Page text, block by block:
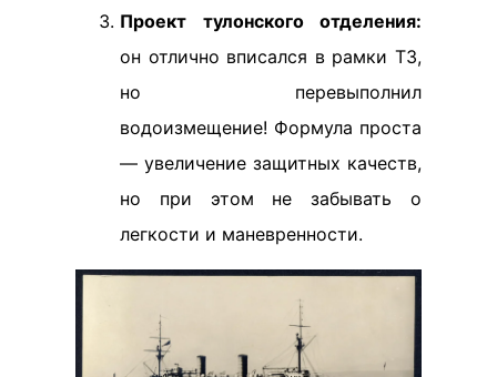
Проект тулонского отделения:
он отлично вписался в рамки ТЗ,
но перевыполнил
водоизмещение! Формула проста
— увеличение защитных качеств,
но при этом не забывать о
легкости и маневренности.